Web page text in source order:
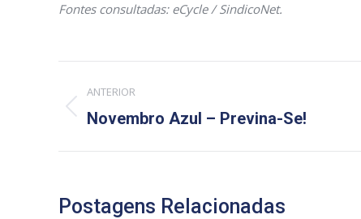
Fontes consultadas: eCycle / SindicoNet.
de
post:
ANTERIOR
Post
Novembro Azul – Previna-Se!
Postagens Relacionadas